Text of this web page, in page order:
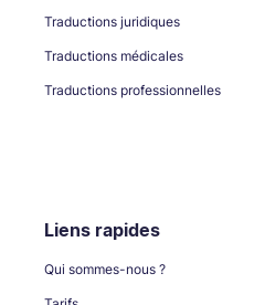
Traductions juridiques
Traductions médicales
Traductions professionnelles
Liens rapides
Qui sommes-nous ?